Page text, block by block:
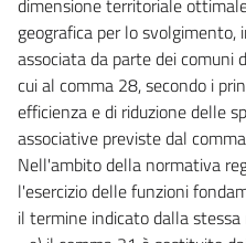
dimensione territoriale
geografica per lo
associata da parte dei
cui al comma 28, secondo i
efficienza e di riduzione delle
associative previste dal
Nell'ambito della normativa
l'esercizio delle funzioni
il termine indicato dalla stessa